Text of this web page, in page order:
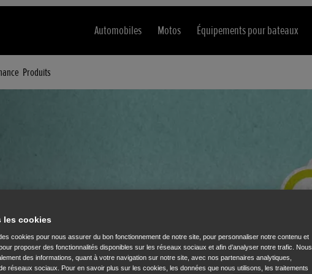
Automobiles Motos Équipements pour bateaux
Produits
en
les cookies
cookies pour nous assurer du bon fonctionnement de notre site, pour personnaliser notre contenu et
proposer des fonctionnalités disponibles sur les réseaux sociaux et afin d’analyser notre trafic. Nous
des informations, quant à votre navigation sur notre site, avec nos partenaires analytiques,
réseaux sociaux. Pour en savoir plus sur les cookies, les données que nous utilisons, les traitements